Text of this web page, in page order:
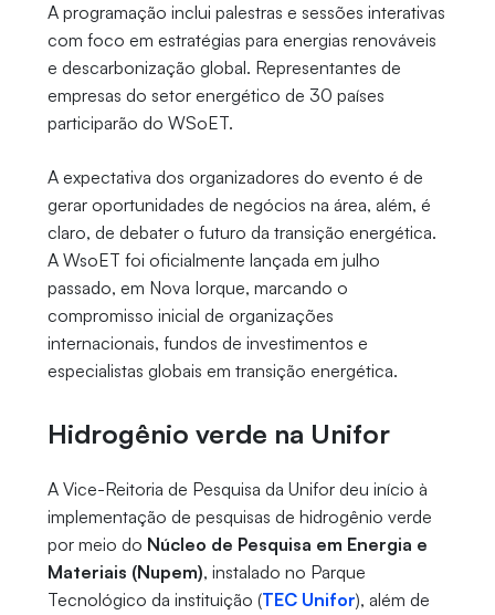
A programação inclui palestras e sessões interativas
com foco em estratégias para energias renováveis
e descarbonização global. Representantes de
empresas do setor energético de 30 países
participarão do WSoET.
A expectativa dos organizadores do evento é de
gerar oportunidades de negócios na área, além, é
claro, de debater o futuro da transição energética.
A WsoET foi oficialmente lançada em julho
passado, em Nova Iorque, marcando o
compromisso inicial de organizações
internacionais, fundos de investimentos e
especialistas globais em transição energética.
Hidrogênio verde na Unifor
A Vice-Reitoria de Pesquisa da Unifor deu início à
implementação de pesquisas de hidrogênio verde
por meio do Núcleo de Pesquisa em Energia e
Materiais (Nupem), instalado no Parque
Tecnológico da instituição (TEC Unifor), além de